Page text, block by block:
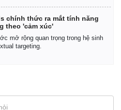
chính thức ra mắt tính năng
theo 'cảm xúc'
mở rộng quan trọng trong hệ sinh
targeting.